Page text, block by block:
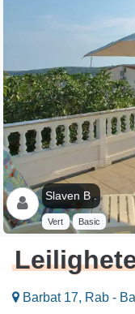
Slaven B .
Vert Basic
Barbat 17, Rab -